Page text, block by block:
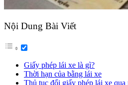
Nội Dung Bài Viết
Giấy phép lái xe là gì?
Thời hạn của bằng lái xe
Thủ tục đổi giấy phép lái xe qua